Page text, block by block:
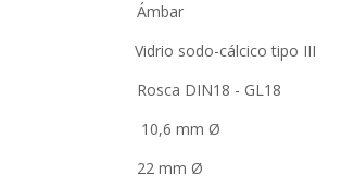
cálcico tipo III
Rosca DIN18 - GL18
10,6 mm Ø
mm Ø